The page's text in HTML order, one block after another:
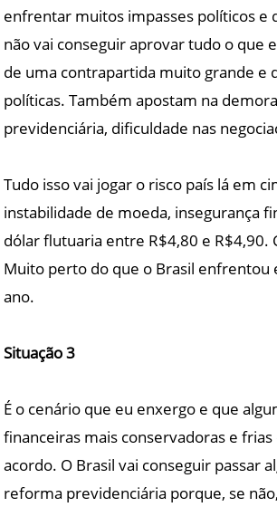
enfrentar muitos impasses políticos e
não vai conseguir aprovar tudo o que
de uma contrapartida muito grande e
políticas. Também apostam na
previdenciária, dificuldade nas
Tudo isso vai jogar o risco país lá em
instabilidade de moeda, insegurança
dólar flutuaria entre R$4,80 e R$4,90.
Muito perto do que o Brasil enfrentou
ano.
Situação 3
É o cenário que eu enxergo e que
financeiras mais conservadoras e
acordo. O Brasil vai conseguir passar
reforma previdenciária porque, se